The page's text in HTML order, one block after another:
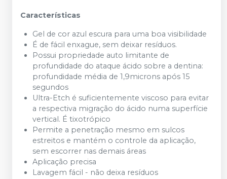
Características
Gel de cor azul escura para uma boa visibilidade
É de fácil enxague, sem deixar resíduos.
Possui propriedade auto limitante de
profundidade do ataque ácido sobre a dentina:
profundidade média de 1,9microns após 15
segundos
Ultra-Etch é suficientemente viscoso para evitar
a respectiva migração do ácido numa superfície
vertical. É tixotrópico
Permite a penetração mesmo em sulcos
estreitos e mantém o controle da aplicação,
sem escorrer nas demais áreas
Aplicação precisa
Lavagem fácil - não deixa resíduos